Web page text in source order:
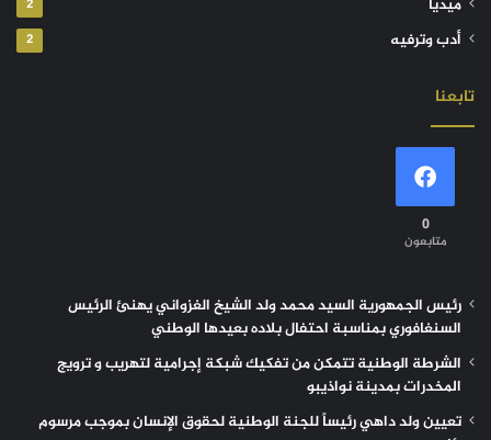
ميديا 2
أدب وترفيه 2
تابعنا
0
متابعون
رئيس الجمهورية السيد محمد ولد الشيخ الغزواني يهنئ الرئيس
السنغافوري بمناسبة احتفال بلاده بعيدها الوطني
الشرطة الوطنية تتمكن من تفكيك شبكة إجرامية لتهريب و ترويج
المخدرات بمدينة نواذيبو
تعيين ولد داهي رئيساً للجنة الوطنية لحقوق الإنسان بموجب مرسوم